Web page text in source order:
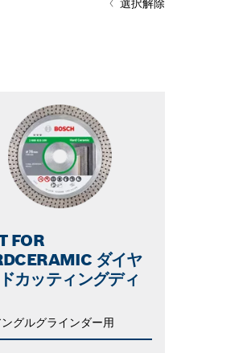
選択解除
FOR
ダイヤ
カッティングディ
ングルグラインダー用